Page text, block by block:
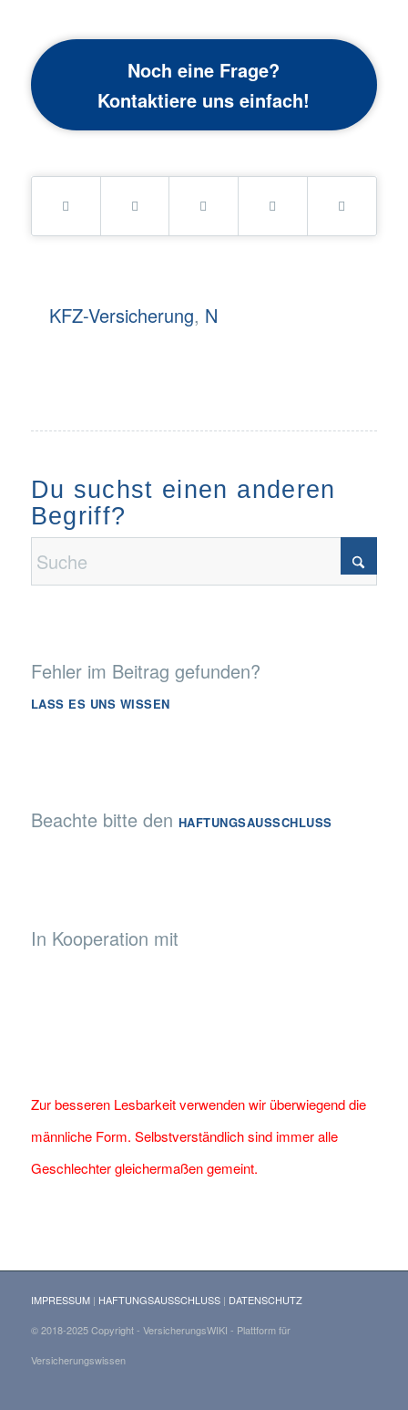
Noch eine Frage?
Kontaktiere uns einfach!
KFZ-Versicherung, N
Du suchst einen anderen
Begriff?
Fehler im Beitrag gefunden?
LASS ES UNS WISSEN
Beachte bitte den HAFTUNGSAUSSCHLUSS
In Kooperation mit
Zur besseren Lesbarkeit verwenden wir überwiegend die
männliche Form. Selbstverständlich sind immer alle
Geschlechter gleichermaßen gemeint.
IMPRESSUM| HAFTUNGSAUSSCHLUSS| DATENSCHUTZ
© 2018-2025 Copyright - VersicherungsWIKI - Plattform für
Versicherungswissen